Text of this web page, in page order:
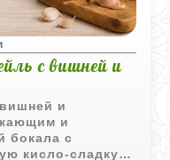
с вишней и
и
и
бокала с
кисло-сладкую